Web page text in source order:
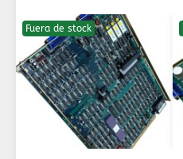
AÑADIR AL CARRITO
Fuera de stock